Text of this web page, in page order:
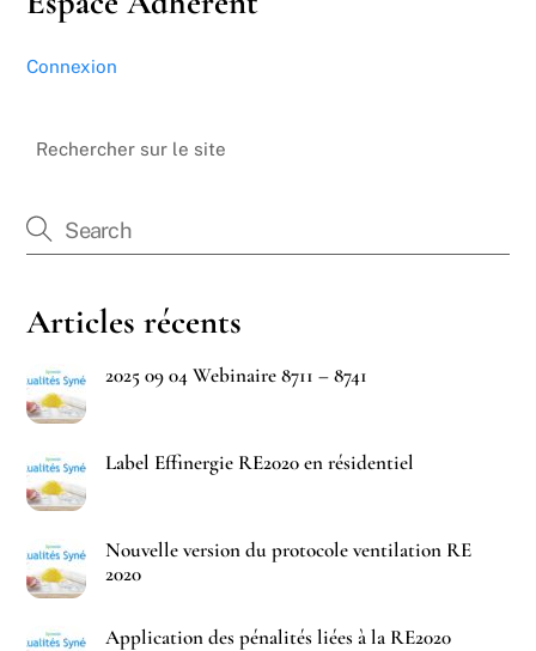
Connexion
Rechercher sur le site
Articles récents
2025 09 04 Webinaire 8711 – 8741
Label Effinergie RE2020 en résidentiel
Nouvelle version du protocole ventilation RE
2020
Application des pénalités liées à la RE2020